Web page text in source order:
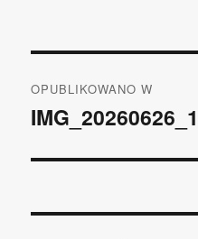
wpisu
OPUBLIKOWANO W